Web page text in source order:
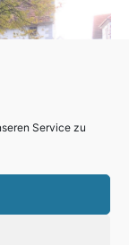
Service zu